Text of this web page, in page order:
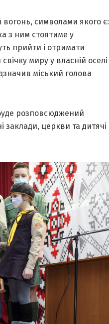
вогонь, символами якого є:
з ним стоятиме у
прийти і отримати
миру у власній оселі
міський голова
розповсюджений
зaклaди, церкви та дитячі